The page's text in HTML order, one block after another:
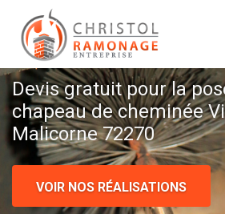
Devis gratuit pour la
chapeau de cheminée
Malicorne 72270
VOIR NOS RÉALISATIONS